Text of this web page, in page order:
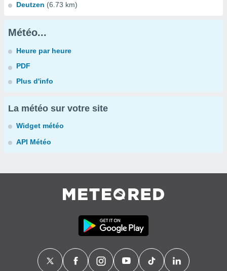
Deutzen (6.73 km)
Météo...
Heure par heure
PDF
Plus d'info
La météo sur votre site
Widget météo
API Météo